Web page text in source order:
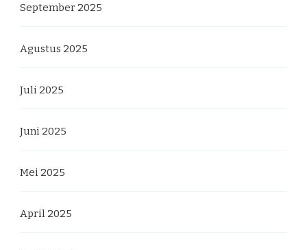
September 2025
Agustus 2025
Juli 2025
Juni 2025
Mei 2025
April 2025